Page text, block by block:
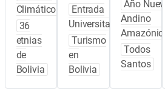
Climático
36
etnias
de
Bolivia
Entrada
Universitaria
Turismo
en
Bolivia
Año Nuevo
Andino
Amazónico
Todos
Santos